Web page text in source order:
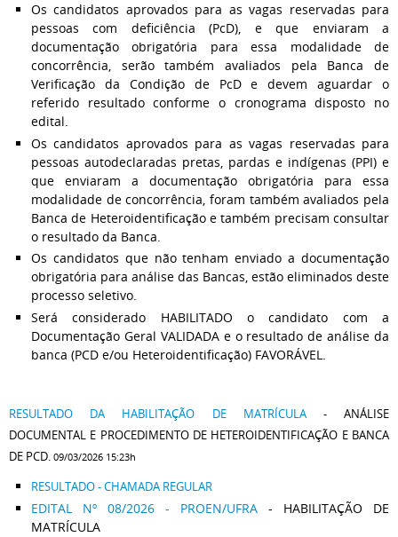
Os candidatos aprovados para as vagas reservadas para
pessoas com deficiência (PcD), e que enviaram a
documentação obrigatória para essa modalidade de
concorrência, serão também avaliados pela Banca de
Verificação da Condição de PcD e devem aguardar o
referido resultado conforme o cronograma disposto no
edital.
Os candidatos aprovados para as vagas reservadas para
pessoas autodeclaradas pretas, pardas e indígenas (PPI) e
que enviaram a documentação obrigatória para essa
modalidade de concorrência, foram também avaliados pela
Banca de Heteroidentificação e também precisam consultar
o resultado da Banca.
Os candidatos que não tenham enviado a documentação
obrigatória para análise das Bancas, estão eliminados deste
processo seletivo.
Será considerado HABILITADO o candidato com a
Documentação Geral VALIDADA e o resultado de análise da
banca (PCD e/ou Heteroidentificação) FAVORÁVEL.
RESULTADO DA HABILITAÇÃO DE MATRÍCULA- ANÁLISE
DOCUMENTAL E PROCEDIMENTO DE HETEROIDENTIFICAÇÃO E BANCA
DE PCD. 09/03/2026 15:23h
RESULTADO - CHAMADA REGULAR
EDITAL Nº 08/2026 - PROEN/UFRA - HABILITAÇÃO DE
MATRÍCULA